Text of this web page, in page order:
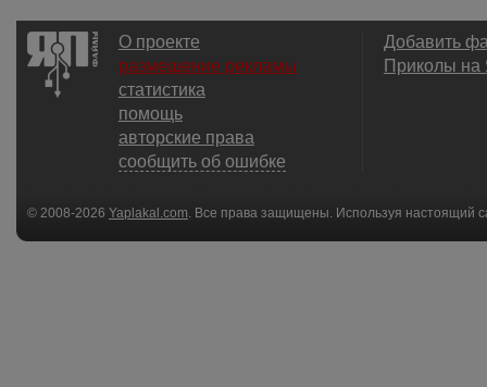
О проекте
размещение рекламы
статистика
помощь
авторские права
сообщить об ошибке
Добавить
Приколы
© 2008-2026 Yaplakal.com . Все права защищены. Используя настоящий
соглашения.